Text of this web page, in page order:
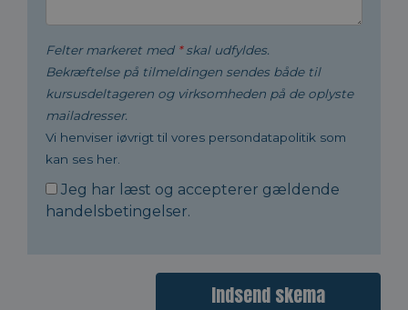
Felter markeret med *skal udfyldes.
Bekræftelse på tilmeldingen sendes både til
kursusdeltageren og virksomheden på de oplyste
mailadresser.
Vi henviser iøvrigt til vores persondatapolitik som
kan ses her.
Jeg har læst og accepterer gældende
handelsbetingelser.
Indsend skema